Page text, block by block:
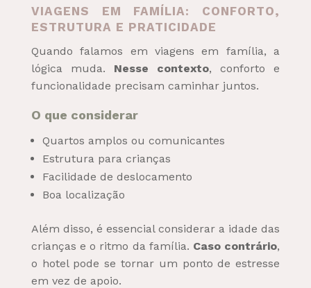
VIAGENS EM FAMÍLIA: CONFORTO,
ESTRUTURA E PRATICIDADE
Quando falamos em viagens em família, a
lógica muda. Nesse contexto, conforto e
funcionalidade precisam caminhar juntos.
O que considerar
Quartos amplos ou comunicantes
Estrutura para crianças
Facilidade de deslocamento
Boa localização
Além disso, é essencial considerar a idade das
crianças e o ritmo da família. Caso contrário,
o hotel pode se tornar um ponto de estresse
em vez de apoio.